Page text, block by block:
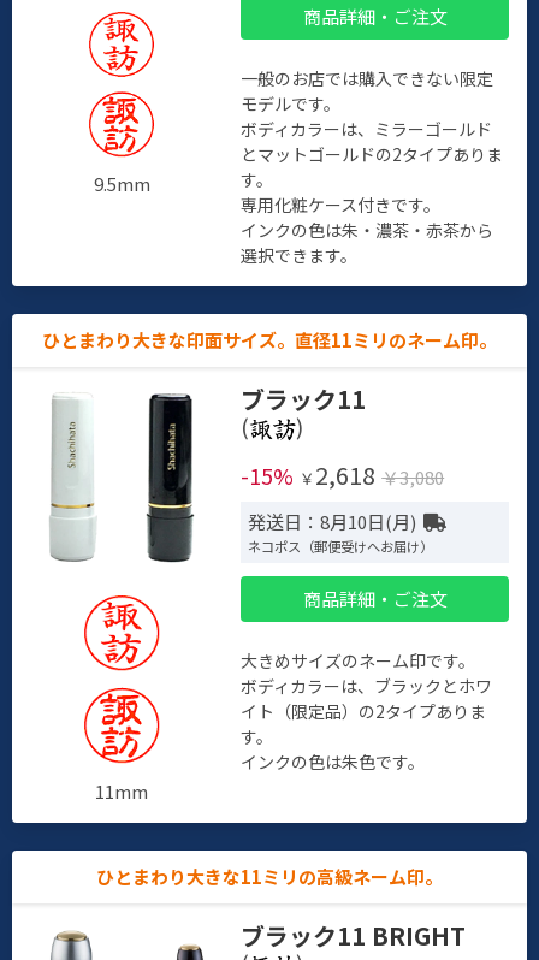
9.5mm
商品詳細・ご注文
一般のお店では購入できない限定
モデルです。
ボディカラーは、ミラーゴールド
とマットゴールドの2タイプありま
す。
専用化粧ケース付きです。
インクの色は朱・濃茶・赤茶から
選択できます。
ひとまわり大きな印面サイズ。直径11ミリのネーム印。
11mm
ブラック11
(
)
-15% ￥ 2,618 ￥3,080
発送日：8月10日(月)
ネコポス（郵便受けへお届け）
商品詳細・ご注文
大きめサイズのネーム印です。
ボディカラーは、ブラックとホワ
イト（限定品）の2タイプありま
す。
インクの色は朱色です。
ひとまわり大きな11ミリの高級ネーム印。
ブラック11 BRIGHT